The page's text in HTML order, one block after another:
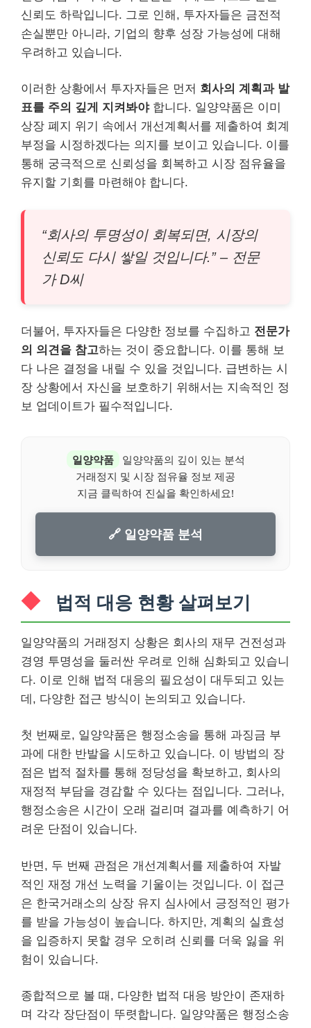
신뢰도 하락입니다. 그로 인해, 투자자들은 금전적
손실뿐만 아니라, 기업의 향후 성장 가능성에 대해
우려하고 있습니다.
이러한 상황에서 투자자들은 먼저 회사의 계획과 발
표를 주의 깊게 지켜봐야합니다. 일양약품은 이미
상장 폐지 위기 속에서 개선계획서를 제출하여 회계
부정을 시정하겠다는 의지를 보이고 있습니다. 이를
통해 궁극적으로 신뢰성을 회복하고 시장 점유율을
유지할 기회를 마련해야 합니다.
“회사의 투명성이 회복되면, 시장의
신뢰도 다시 쌓일 것입니다.” – 전문
가 D씨
더불어, 투자자들은 다양한 정보를 수집하고 전문가
의 의견을 참고하는 것이 중요합니다. 이를 통해 보
다 나은 결정을 내릴 수 있을 것입니다. 급변하는 시
장 상황에서 자신을 보호하기 위해서는 지속적인 정
보 업데이트가 필수적입니다.
일양약품
일양약품의 깊이 있는 분석
거래정지 및 시장 점유율 정보 제공
지금 클릭하여 진실을 확인하세요!
🔗 일양약품 분석
법적 대응 현황 살펴보기
일양약품의 거래정지 상황은 회사의 재무 건전성과
경영 투명성을 둘러싼 우려로 인해 심화되고 있습니
다. 이로 인해 법적 대응의 필요성이 대두되고 있는
데, 다양한 접근 방식이 논의되고 있습니다.
첫 번째로, 일양약품은 행정소송을 통해 과징금 부
과에 대한 반발을 시도하고 있습니다. 이 방법의 장
점은 법적 절차를 통해 정당성을 확보하고, 회사의
재정적 부담을 경감할 수 있다는 점입니다. 그러나,
행정소송은 시간이 오래 걸리며 결과를 예측하기 어
려운 단점이 있습니다.
반면, 두 번째 관점은 개선계획서를 제출하여 자발
적인 재정 개선 노력을 기울이는 것입니다. 이 접근
은 한국거래소의 상장 유지 심사에서 긍정적인 평가
를 받을 가능성이 높습니다. 하지만, 계획의 실효성
을 입증하지 못할 경우 오히려 신뢰를 더욱 잃을 위
험이 있습니다.
종합적으로 볼 때, 다양한 법적 대응 방안이 존재하
며 각각 장단점이 뚜렷합니다. 일양약품은 행정소송